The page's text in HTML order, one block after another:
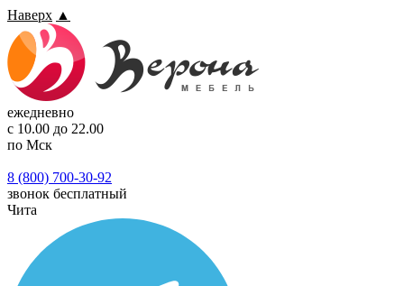
Наверх ▲
ежедневно
с 10.00 до 22.00
по Мск
8 (800) 700-30-92
звонок бесплатный
Чита